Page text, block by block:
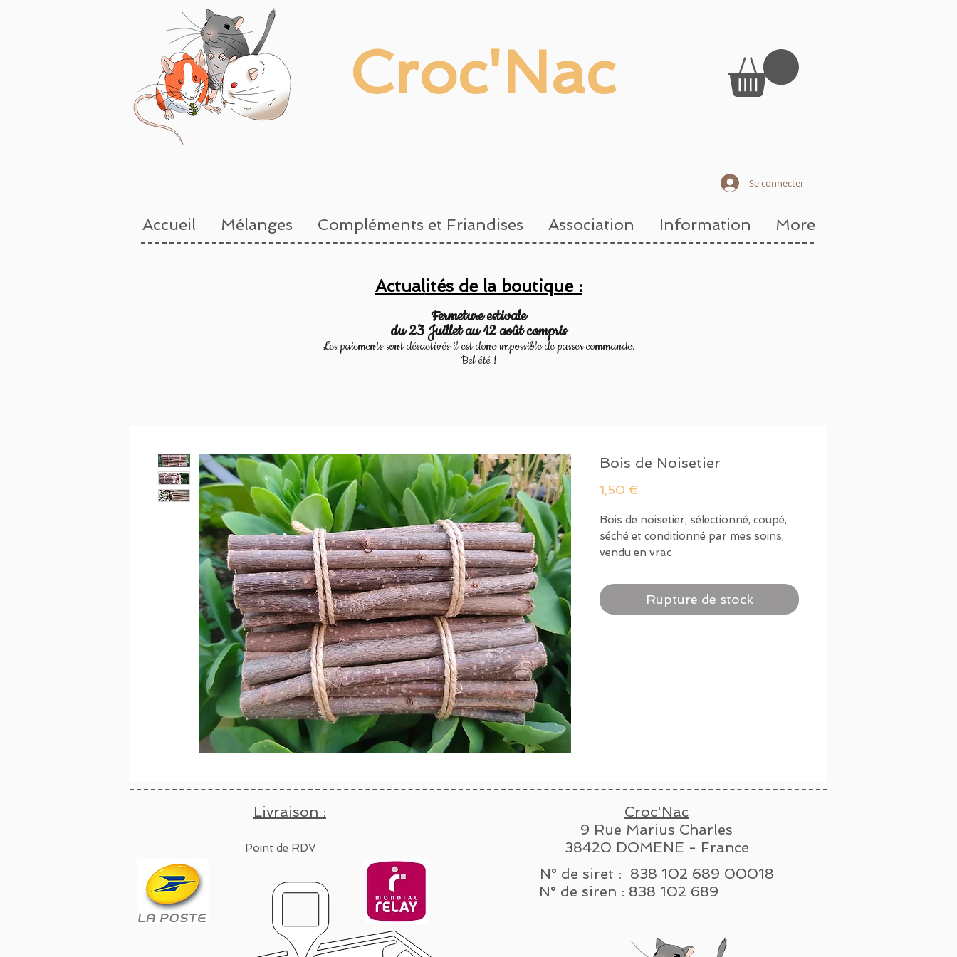
Croc'Nac
Se connecter
Accueil Mélanges Compléments et Friandises Association Information More
Actualités de la boutique :
Fermeture estivale
du 23 Juillet au 12 août compris
Les paiements sont désactivés il est donc impossible de passer commande.
Bel été !
Bois de Noisetier
1,50 €
Bois de noisetier, sélectionné, coupé,
séché et conditionné par mes soins,
vendu en vrac
Rupture de stock
Livraison :
Point de RDV
Croc'Nac
9 Rue Marius Charles
38420 DOMENE - France
N° de siret : 838 102 689 00018
N° de siren : 838 102 689